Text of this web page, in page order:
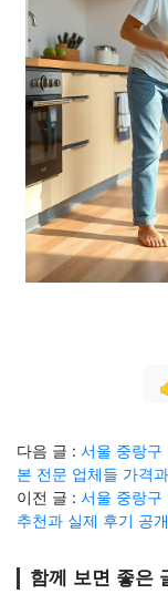
다음 글 : 서울 중랑구
본 전문 업체들 가격
이전 글 : 서울 중랑구
추천과 실제 후기 공
함께 보면 좋은